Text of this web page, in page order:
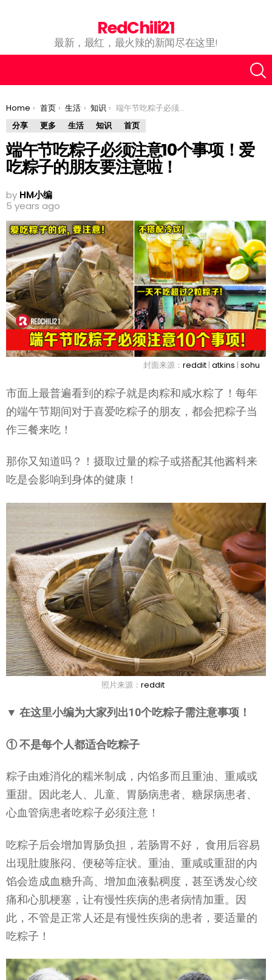
RedChili21
最新，最红，最火辣的新闻尽在这里!
You are here:
Home 首页 生活 知识
端午节吃粽子必须注意10个事项！爱吃粽子的朋友要注意啦！
分享
更多 生活 知识 首页
端午节吃粽子必须注意10个事项！爱
吃粽子的朋友要注意啦！
by HM小编
5 years ago
封面来源： reddit | atkins | sohu
市面上最普遍看到的粽子就是肉粽和咸水粽了！每年
的端午节期间对于喜爱吃粽子的朋友，都会把粽子当
作三餐来吃！
那你又知道吗？！摄取过量的粽子或搭配其他酱料来
吃是会影响到身体的健康！
照片来源： reddit
▼ 在这里小编为大家列出10个吃粽子需注意事项！
① 不是每个人都适合吃粽子
粽子由难消化的糯米制成，内馅多而且重油、重咸或
重甜。因此老人、儿童、胃肠病患者、糖尿病患者、
心血管病患者吃粽子必须注意！
吃粽子后会增加胃肠负担，若肠胃不好， 食用后容易
出现肚腹胀闷、便秘等症状。重油、重咸或重甜的内
馅会造成血糖升高、增加血液黏稠度，甚至诱发心绞
痛和心肌梗塞，让有慢性疾病的患者病情加重。因
此，不管是正常人还是有慢性疾病的患者，要适量的
吃粽子！